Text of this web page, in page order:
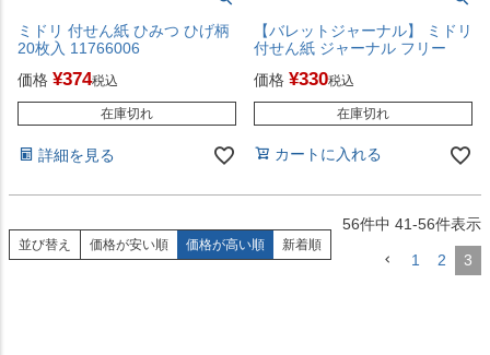
ミドリ 付せん紙 ひみつ ひげ柄
20枚入 11766006
価格 ¥374税込
在庫切れ
詳細を見る
【バレットジャーナル】 ミドリ
付せん紙 ジャーナル フリー
価格 ¥330税込
在庫切れ
カートに入れる
並び替え 価格が安い順 価格が高い順 新着順
56件中 41-56件表示
1 2 3